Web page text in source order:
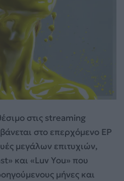
στις streaming
στο επερχόμενο EP
μεγάλων επιτυχιών,
και «Luv You» που
μήνες και